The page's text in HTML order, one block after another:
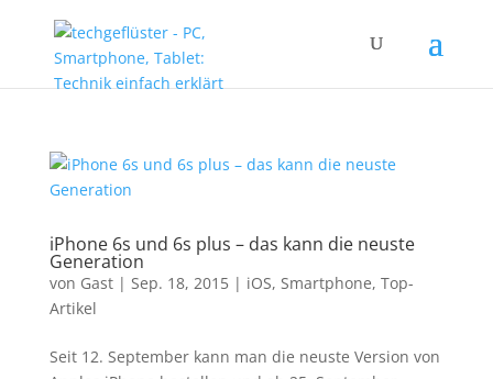
iPhone 6s und 6s plus – das kann die neuste
Generation
von Gast| Sep. 18, 2015| iOS, Smartphone, Top-
Artikel
Seit 12. September kann man die neuste Version von